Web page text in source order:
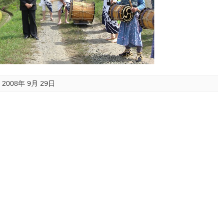
2008年 9月 29日